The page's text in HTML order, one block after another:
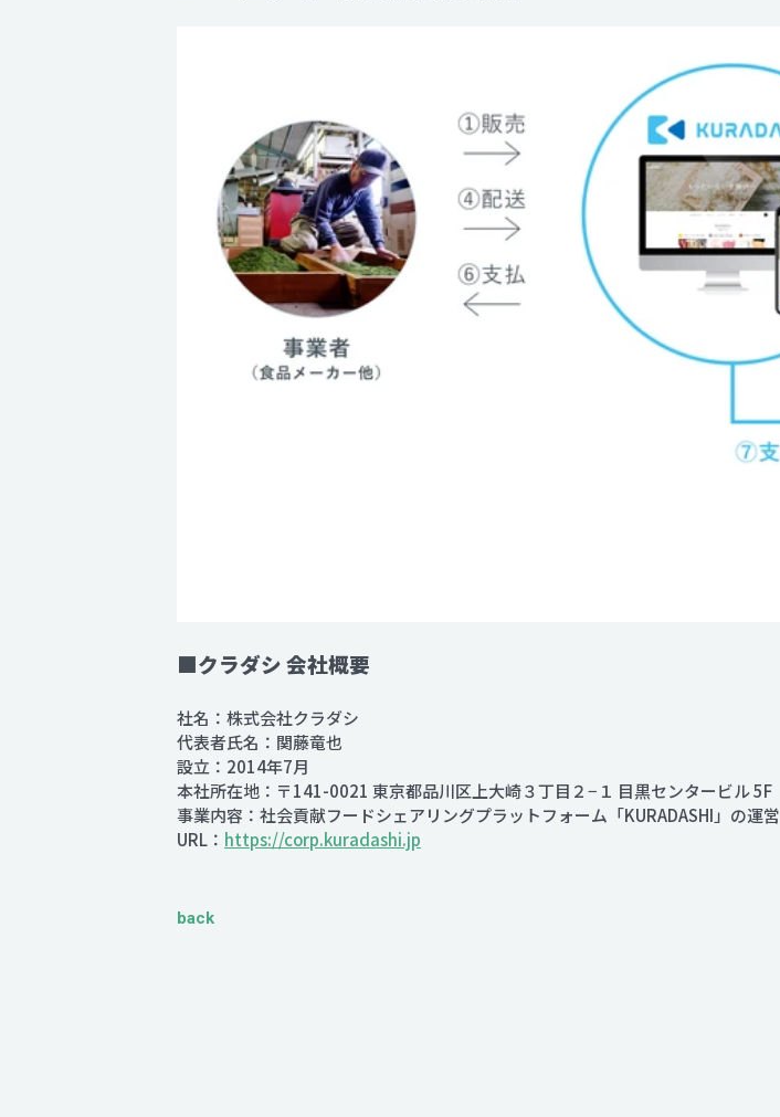
■クラダシ 会社概要
社名：株式会社クラダシ
代表者氏名：関藤竜也
設立：2014年7月
本社所在地：〒141-0021 東京都品川区上大崎３丁目２−１ 目黒センタービル 5F
事業内容：社会貢献フードシェアリングプラットフォーム「KURADASHI」の運営
URL： https://corp.kuradashi.jp
back